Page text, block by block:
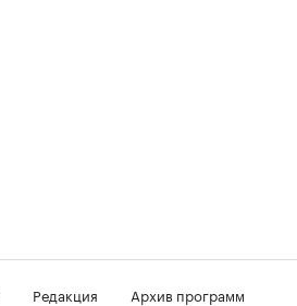
Редакция
Архив программ